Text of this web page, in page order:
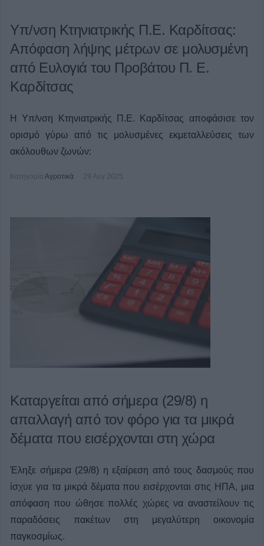
Υπ/νση Κτηνιατρικής Π.Ε. Καρδίτσας:
Απόφαση λήψης μέτρων σε μολυσμένη
από Ευλογιά του Προβάτου Π. Ε.
Καρδίτσας
Η Υπ/νση Κτηνιατρικής Π.Ε. Καρδίτσας αποφάσισε τον
ορισμό γύρω από τις μολυσμένες εκμεταλλεύσεις των
ακόλουθων ζωνών:
Κατηγορία Αγροτικά 29 Αυγ 2025
Καταργείται από σήμερα (29/8) η
απαλλαγή από τον φόρο για τα μικρά
δέματα που εισέρχονται στη χώρα
Έληξε σήμερα (29/8) η εξαίρεση από τους δασμούς που
ίσχυε για τα μικρά δέματα που εισέρχονται στις ΗΠΑ, μια
απόφαση που ώθησε πολλές χώρες να αναστείλουν τις
παραδόσεις πακέτων στη μεγαλύτερη οικονομία
παγκοσμίως.